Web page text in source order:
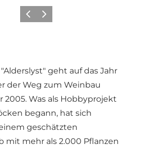
ZurückWeiter
geht auf das Jahr
der Weg zum Weinbau
2005. Was als Hobbyprojekt
begann, hat sich
geschätzten
mit mehr als 2.000 Pflanzen